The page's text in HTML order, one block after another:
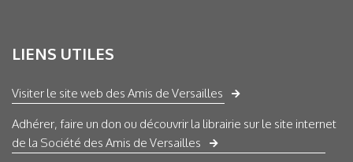
LIENS UTILES
Visiter le site web des Amis de Versailles
Adhérer, faire un don ou découvrir la librairie sur le site internet
de la Société des Amis de Versailles